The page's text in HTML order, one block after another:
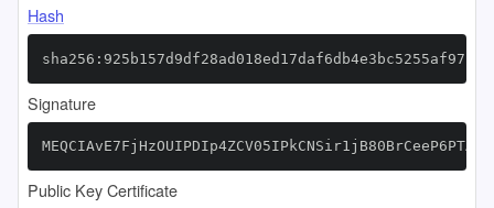
Hash
Signature
Public Key Certificate